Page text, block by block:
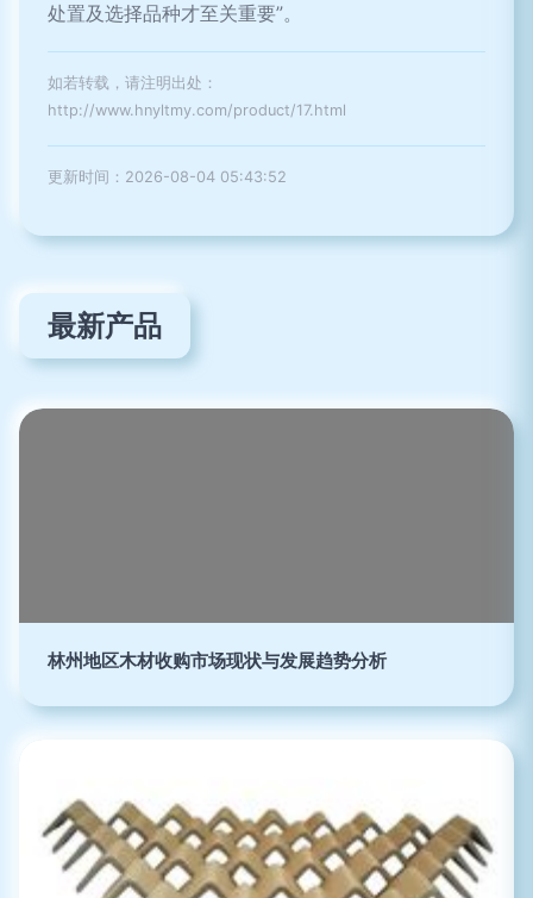
处置及选择品种才至关重要”。
如若转载，请注明出处：
http://www.hnyltmy.com/product/17.html
更新时间：2026-08-04 05:43:52
最新产品
林州地区木材收购市场现状与发展趋势分析